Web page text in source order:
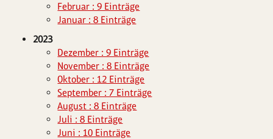
Februar : 9 Einträge
Januar : 8 Einträge
2023
Dezember : 9 Einträge
November : 8 Einträge
Oktober : 12 Einträge
September : 7 Einträge
August : 8 Einträge
Juli : 8 Einträge
Juni : 10 Einträge